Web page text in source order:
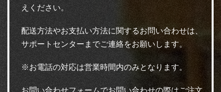
えください。
配送方法やお支払い方法に関するお問い合わせは、
サポートセンターまでご連絡をお願いします。
※お電話の対応は営業時間内のみとなります。
お問い合わせフォームでお問い合わせの際はご注文